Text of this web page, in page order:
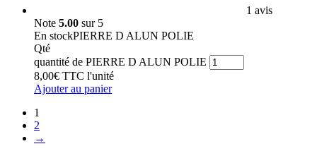
1 avis
Note 5.00 sur 5
En stockPIERRE D ALUN POLIE
Qté
quantité de PIERRE D ALUN POLIE
8,00€ TTC l'unité
Ajouter au panier
1
2
→